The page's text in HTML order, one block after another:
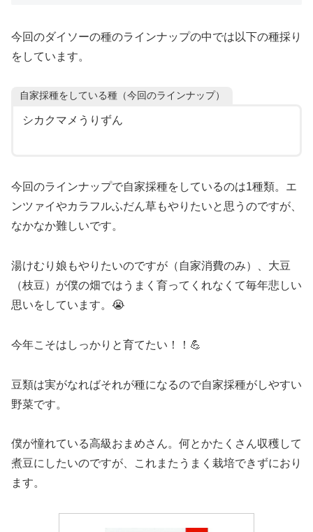
今回のダイソーの種のラインナップの中では以下の種採り
をしています。
自家採種をしている種（今回のラインナップ）
シカクマメうりずん
今回のラインナップで自家採種をしているのは1種類。エ
ンツァイやカラフルふだん草もやりたいと思うのですが、
なかなか難しいです。
湯けむり娘もやりたいのですが（自家消費のみ）、大豆
（枝豆）が僕の畑ではうまく育ってくれなくて毎年悲しい
思いをしています。😭
今年こそはしっかりと育てたい！！💪
豆類は実がなればそれが種になるので自家採種がしやすい
野菜です。
僕が憧れている高級おまめさん。何とかたくさん収穫して
煮豆にしたいのですが、これまたうまく栽培できずにおり
ます。